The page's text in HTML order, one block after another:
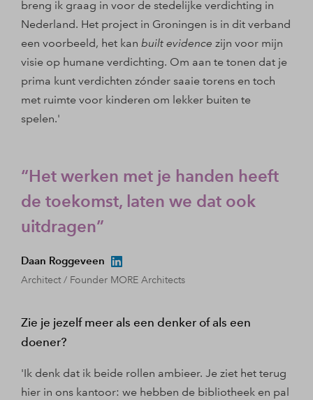
breng ik graag in voor de stedelijke verdichting in
Nederland. Het project in Groningen is in dit verband
een voorbeeld, het kan built evidence zijn voor mijn
visie op humane verdichting. Om aan te tonen dat je
prima kunt verdichten zónder saaie torens en toch
met ruimte voor kinderen om lekker buiten te
spelen.'
Het werken met je handen heeft
de toekomst, laten we dat ook
uitdragen
Daan Roggeveen
Architect / Founder MORE Architects
Zie je jezelf meer als een denker of als een
doener?
'Ik denk dat ik beide rollen ambieer. Je ziet het terug
hier in ons kantoor: we hebben de bibliotheek en pal